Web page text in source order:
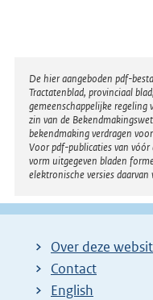
Disclaimer
De hier aangeboden pdf-
Tractatenblad, provinciaal
gemeenschappelijke
zin van de
bekendmaking verdragen
Voor pdf-publicaties van
vorm uitgegeven bladen
elektronische versies
Over deze
Contact
English